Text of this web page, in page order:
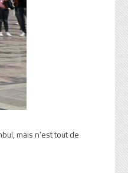
mais n’est tout de